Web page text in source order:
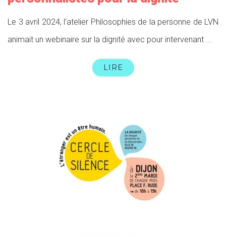
Le 3 avril 2024, l’atelier Philosophies de la personne de LVN
animait un webinaire sur la dignité avec pour intervenant ...
LIRE